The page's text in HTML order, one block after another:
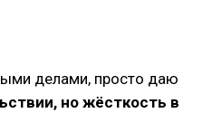
делами, просто даю
но жёсткость в